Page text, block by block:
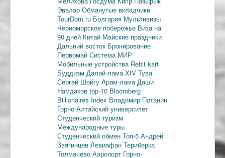
Эвалар Обманутые вкладчики
TourDom.ru Болгария Мультивизы
Черноморское побережье Виза на
90 дней Китай Майские праздники
Дальний восток Бронирование
Первомай Система МИР
Мобильные устройства Rebit kart
Буддизм Далай-лама XIV Тува
Сергей Шойгу Арам-лама Даши
Намдаков top-10 Bloomberg
Billionaires Index Владимир Потанин
Горно-Алтайский университет
Студенческий туризм
Международные туры
Студенческий обмен Топ-5 Андрей
Звягинцев Левиафан Териберка
Толмачево Аэропорт Горно-